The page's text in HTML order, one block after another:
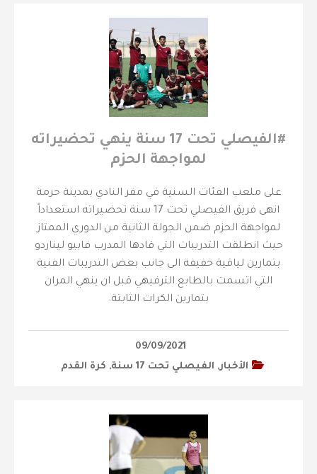
‫#الفيصلي‬⁩ تحت 17 سنة ينهي تحضيراته
لمواجهة الحزم
على ملعب الفئات السنية في مقر النادي بمدينة حرمة
انهى فريق الفيصلي تحت 17 سنة تحضيراته استعداداً
لمواجهة الحزم ضمن الجولة الثانية من الدوري الممتاز
حيث انطلقت التدريبات التي قادها المدرب فابيو ليناردو
بتمارين لياقية خفيفة الى جانب بعض التدريبات الفنية
التي اتسمت بالطابع الترفيهي قبل ان ينهي المران
بتمارين الكرات الثابتة.
09/09/2021
الأخبار, ‫الفيصلي‬⁩ تحت 17 سنة , كرة القدم